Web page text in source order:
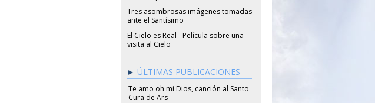
Tres asombrosas imágenes tomadas
ante el Santísimo
El Cielo es Real - Película sobre una
visita al Cielo
ÚLTIMAS PUBLICACIONES
Te amo oh mi Dios, canción al Santo
Cura de Ars